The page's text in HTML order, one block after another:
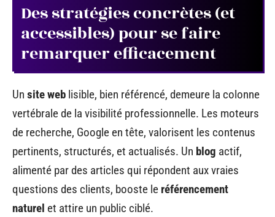
Des stratégies concrètes (et
accessibles) pour se faire
remarquer efficacement
Un site web lisible, bien référencé, demeure la colonne
vertébrale de la visibilité professionnelle. Les moteurs
de recherche, Google en tête, valorisent les contenus
pertinents, structurés, et actualisés. Un blog actif,
alimenté par des articles qui répondent aux vraies
questions des clients, booste le référencement
naturel et attire un public ciblé.